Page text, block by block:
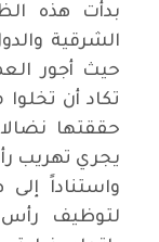
بدأت هذه
الشرقية
حيث أجور
تكاد أن
حققتها
يجري تهريب
واستناداً إلى
لتوظيف رأس